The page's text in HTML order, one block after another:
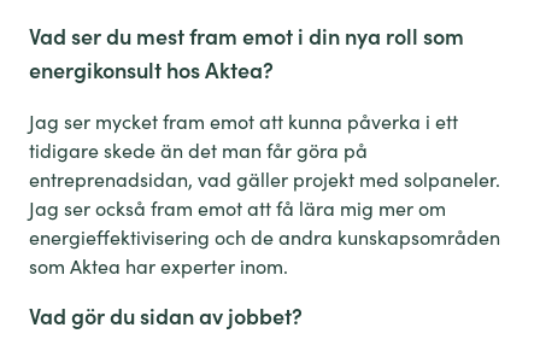
Vad ser du mest fram emot i din nya roll som
energikonsult hos Aktea?
Jag ser mycket fram emot att kunna påverka i ett
tidigare skede än det man får göra på
entreprenadsidan, vad gäller projekt med solpaneler.
Jag ser också fram emot att få lära mig mer om
energieffektivisering och de andra kunskapsområden
som Aktea har experter inom.
Vad gör du sidan av jobbet?